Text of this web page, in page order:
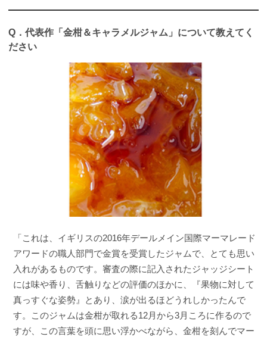
Q． 代表作「金柑＆キャラメルジャム」について教えてく
ださい
「これは、イギリスの2016年デールメイン国際マーマレード
アワードの職人部門で金賞を受賞したジャムで、とても思い
入れがあるものです。審査の際に記入されたジャッジシート
には味や香り、舌触りなどの評価のほかに、『果物に対して
真っすぐな姿勢』とあり、涙が出るほどうれしかったんで
す。このジャムは金柑が取れる12月から3月ころに作るので
すが、この言葉を頭に思い浮かべながら、金柑を刻んでマー